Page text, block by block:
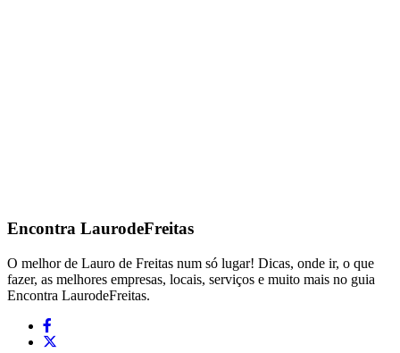
Encontra LaurodeFreitas
O melhor de Lauro de Freitas num só lugar! Dicas, onde ir, o que
fazer, as melhores empresas, locais, serviços e muito mais no guia
Encontra LaurodeFreitas.